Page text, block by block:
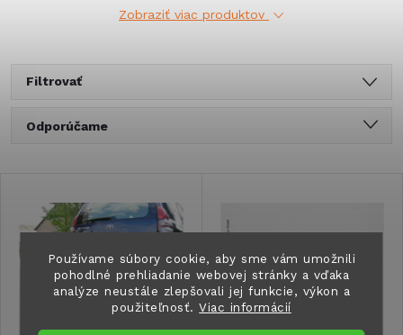
Používame súbory cookie, aby sme vám umožnili
pohodlné prehliadanie webovej stránky a vďaka
analýze neustále zlepšovali jej funkcie, výkon a
použiteľnosť.Viac informácií
Zobraziť viac produktov
Filtrovať
R
d
e
Odporúčame
Najpredávanejšie
Abecedne
ý